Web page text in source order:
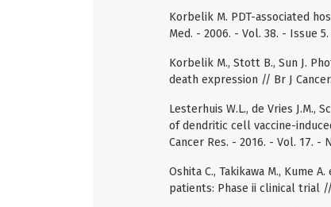
Korbelik M. PDT-associated
Med. - 2006. - Vol. 38. - Issue 5.
Korbelik M., Stott B., Sun J.
death expression // Br J
Lesterhuis W.L., de Vries J.M.,
of dendritic cell vaccine-
Cancer Res. - 2016. - Vol. 17. -
Oshita C., Takikawa M., Kume
patients: Phase ii clinical trial //